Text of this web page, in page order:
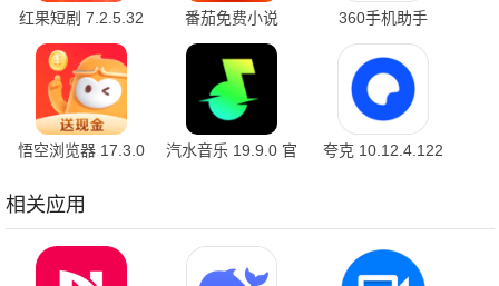
红果短剧 7.2.5.32
官方版
番茄免费小说
7.2.5.32 安卓版
360手机助手
10.2.2 官方版
悟空浏览器 17.3.0
汽水音乐 19.9.0 官
夸克 10.12.4.122
相关应用